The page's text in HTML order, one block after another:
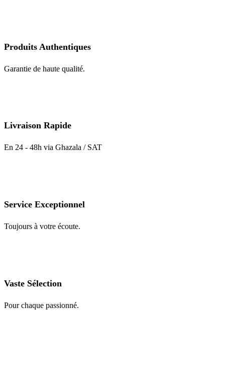
la
produit
Produits Authentiques
Garantie de haute qualité.
Livraison Rapide
En 24 - 48h via Ghazala / SAT
Service Exceptionnel
Toujours à votre écoute.
Vaste Sélection
Pour chaque passionné.